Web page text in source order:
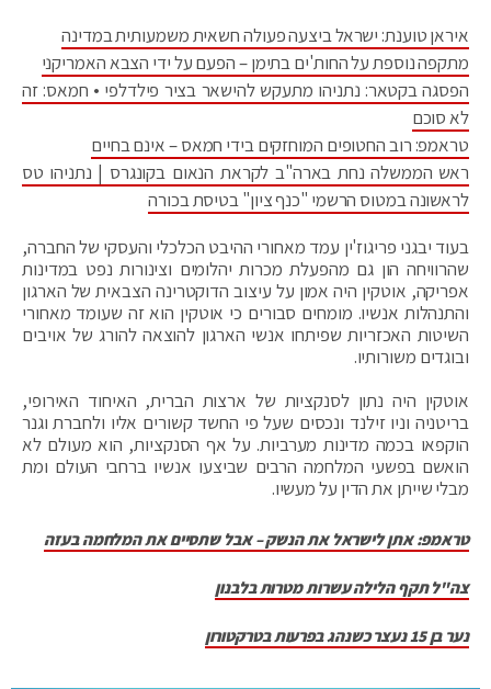
איראן טוענת: ישראל ביצעה פעולה חשאית משמעותית במדינה
מתקפה נוספת על החות'ים בתימן – הפעם על ידי הצבא האמריקני
הפסגה בקטאר: נתניהו מתעקש להישאר בציר פילדלפי • חמאס: זה
לא סוכם
טראמפ: רוב החטופים המוחזקים בידי חמאס – אינם בחיים
ראש הממשלה נחת בארה"ב לקראת הנאום בקונגרס | נתניהו טס
לראשונה במטוס הרשמי "כנף ציון" בטיסת בכורה
בעוד יבגני פריגוז'ין עמד מאחורי ההיבט הכלכלי והעסקי של החברה,
שהרוויחה הון גם מהפעלת מכרות יהלומים וצינורות נפט במדינות
אפריקה, אוטקין היה אמון על עיצוב הדוקטרינה הצבאית של הארגון
והתנהלות אנשיו. מומחים סבורים כי אוטקין הוא זה שעומד מאחורי
השיטות האכזריות שפיתחו אנשי הארגון להוצאה להורג של אויבים
ובוגדים משורותיו.
אוטקין היה נתון לסנקציות של ארצות הברית, האיחוד האירופי,
בריטניה וניו זילנד ונכסים שעל פי החשד קשורים אליו ולחברת וגנר
הוקפאו בכמה מדינות מערביות. על אף הסנקציות, הוא מעולם לא
הואשם בפשעי המלחמה הרבים שביצעו אנשיו ברחבי העולם ומת
מבלי שייתן את הדין על מעשיו.
טראמפ: אתן לישראל את הנשק – אבל שתסיים את המלחמה בעזה
צה"ל תקף הלילה עשרות מטרות בלבנון
נער בן 15 נעצר כשנהג בפרעות בטרקטורון